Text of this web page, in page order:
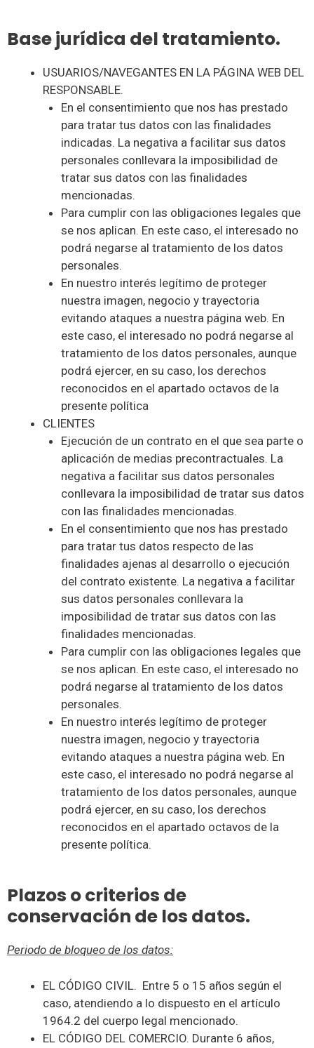
Base jurídica del tratamiento.
USUARIOS/NAVEGANTES EN LA PÁGINA WEB DEL
RESPONSABLE.
En el consentimiento que nos has prestado
para tratar tus datos con las finalidades
indicadas. La negativa a facilitar sus datos
personales conllevara la imposibilidad de
tratar sus datos con las finalidades
mencionadas.
Para cumplir con las obligaciones legales que
se nos aplican. En este caso, el interesado no
podrá negarse al tratamiento de los datos
personales.
En nuestro interés legítimo de proteger
nuestra imagen, negocio y trayectoria
evitando ataques a nuestra página web. En
este caso, el interesado no podrá negarse al
tratamiento de los datos personales, aunque
podrá ejercer, en su caso, los derechos
reconocidos en el apartado octavos de la
presente política
CLIENTES
Ejecución de un contrato en el que sea parte o
aplicación de medias precontractuales. La
negativa a facilitar sus datos personales
conllevara la imposibilidad de tratar sus datos
con las finalidades mencionadas.
En el consentimiento que nos has prestado
para tratar tus datos respecto de las
finalidades ajenas al desarrollo o ejecución
del contrato existente. La negativa a facilitar
sus datos personales conllevara la
imposibilidad de tratar sus datos con las
finalidades mencionadas.
Para cumplir con las obligaciones legales que
se nos aplican. En este caso, el interesado no
podrá negarse al tratamiento de los datos
personales.
En nuestro interés legítimo de proteger
nuestra imagen, negocio y trayectoria
evitando ataques a nuestra página web. En
este caso, el interesado no podrá negarse al
tratamiento de los datos personales, aunque
podrá ejercer, en su caso, los derechos
reconocidos en el apartado octavos de la
presente política.
Plazos o criterios de
conservación de los datos.
Periodo de bloqueo de los datos:
EL CÓDIGO CIVIL. Entre 5 o 15 años según el
caso, atendiendo a lo dispuesto en el artículo
1964.2 del cuerpo legal mencionado.
EL CÓDIGO DEL COMERCIO. Durante 6 años,